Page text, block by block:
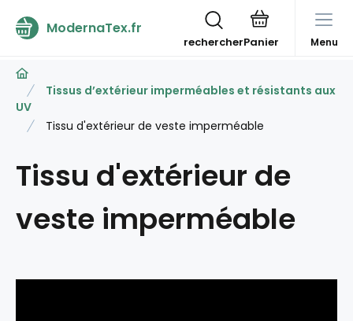
ModernaTex.fr
rechercher Menu
Tissus d’extérieur imperméables et résistants aux
UV
Tissu d'extérieur de veste imperméable
Tissu d'extérieur de
veste imperméable